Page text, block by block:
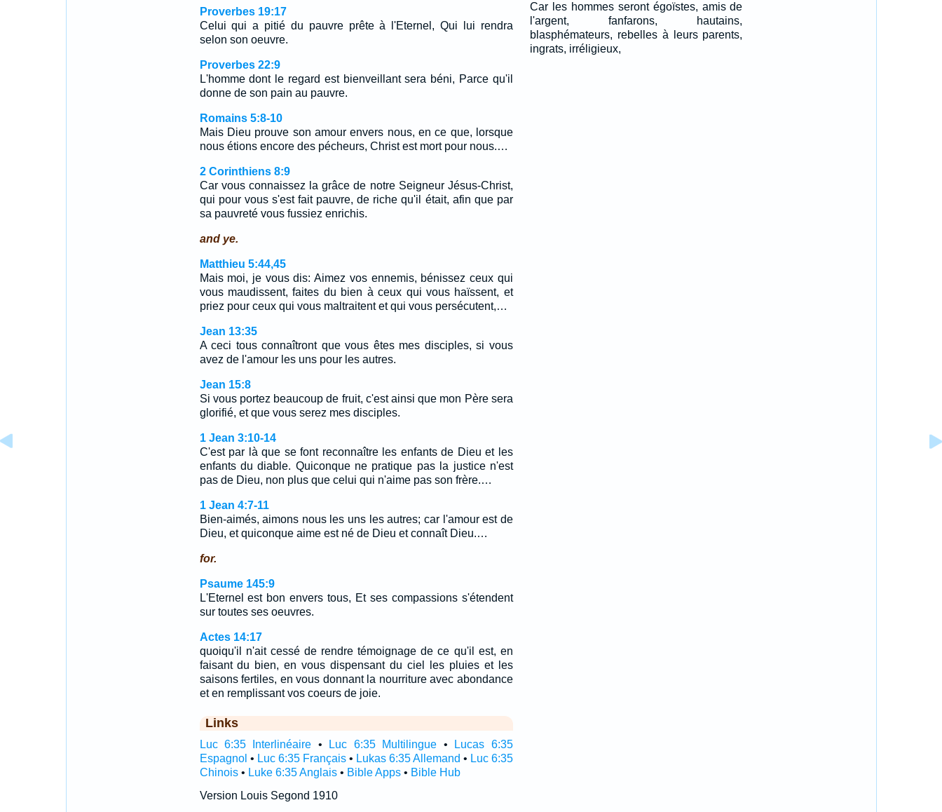
Proverbes 19:17
Celui qui a pitié du pauvre prête à l'Eternel, Qui lui rendra
selon son oeuvre.
Proverbes 22:9
L'homme dont le regard est bienveillant sera béni, Parce qu'il
donne de son pain au pauvre.
Romains 5:8-10
Mais Dieu prouve son amour envers nous, en ce que, lorsque
nous étions encore des pécheurs, Christ est mort pour nous.…
2 Corinthiens 8:9
Car vous connaissez la grâce de notre Seigneur Jésus-Christ,
qui pour vous s'est fait pauvre, de riche qu'il était, afin que par
sa pauvreté vous fussiez enrichis.
and ye.
Matthieu 5:44,45
Mais moi, je vous dis: Aimez vos ennemis, bénissez ceux qui
vous maudissent, faites du bien à ceux qui vous haïssent, et
priez pour ceux qui vous maltraitent et qui vous persécutent,…
Jean 13:35
A ceci tous connaîtront que vous êtes mes disciples, si vous
avez de l'amour les uns pour les autres.
Jean 15:8
Si vous portez beaucoup de fruit, c'est ainsi que mon Père sera
glorifié, et que vous serez mes disciples.
1 Jean 3:10-14
C'est par là que se font reconnaître les enfants de Dieu et les
enfants du diable. Quiconque ne pratique pas la justice n'est
pas de Dieu, non plus que celui qui n'aime pas son frère.…
1 Jean 4:7-11
Bien-aimés, aimons nous les uns les autres; car l'amour est de
Dieu, et quiconque aime est né de Dieu et connaît Dieu.…
for.
Psaume 145:9
L'Eternel est bon envers tous, Et ses compassions s'étendent
sur toutes ses oeuvres.
Actes 14:17
quoiqu'il n'ait cessé de rendre témoignage de ce qu'il est, en
faisant du bien, en vous dispensant du ciel les pluies et les
saisons fertiles, en vous donnant la nourriture avec abondance
et en remplissant vos coeurs de joie.
Links
Luc 6:35 Interlinéaire • Luc 6:35 Multilingue •
Lucas 6:35
Espagnol • Luc 6:35 Français• Lukas 6:35 Allemand • Luc 6:35
Chinois• Luke 6:35 Anglais• Bible Apps• Bible Hub
Version Louis Segond 1910
Car les hommes seront égoïstes, amis de
l'argent, fanfarons, hautains,
blasphémateurs, rebelles à leurs parents,
ingrats, irréligieux,